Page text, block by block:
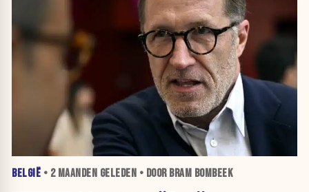
BELGIË • 2 MAANDEN GELEDEN • DOOR BRAM BOMBEEK